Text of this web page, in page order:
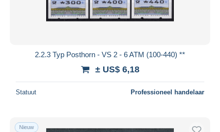
2.2.3 Typ Posthorn - VS 2 - 6 ATM (100-440) **
± US$ 6,18
Statuut Professioneel handelaar
Nieuw